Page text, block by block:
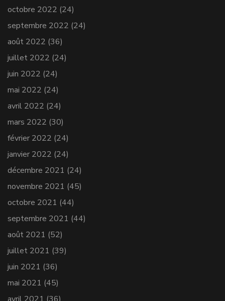
octobre 2022 (24)
septembre 2022 (24)
août 2022 (36)
juillet 2022 (24)
juin 2022 (24)
mai 2022 (24)
avril 2022 (24)
mars 2022 (30)
février 2022 (24)
janvier 2022 (24)
décembre 2021 (24)
novembre 2021 (45)
octobre 2021 (44)
septembre 2021 (44)
août 2021 (52)
juillet 2021 (39)
juin 2021 (36)
mai 2021 (45)